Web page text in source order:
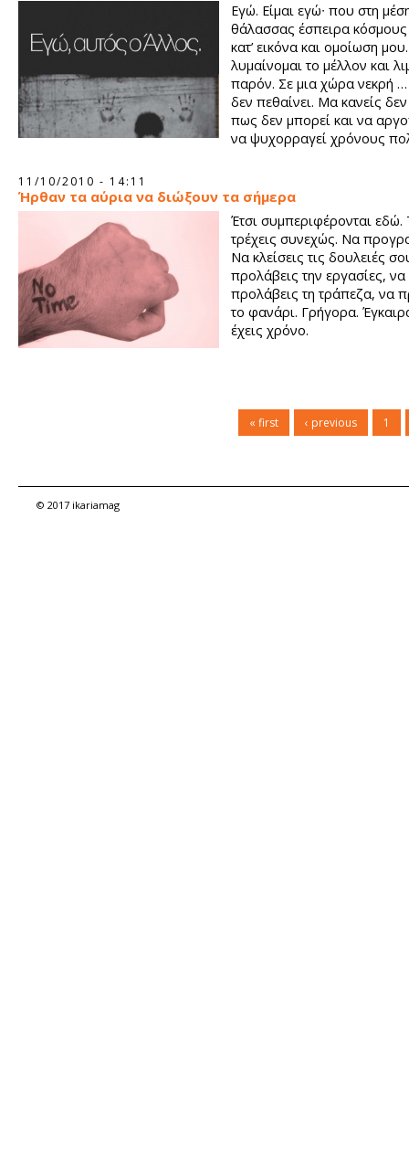
Εγώ. Είμαι εγώ∙ που στη
θάλασσας έσπειρα κόσμους
κατ’ εικόνα και ομοίωση
λυμαίνομαι το μέλλον και
παρόν. Σε μια χώρα νεκρή
δεν πεθαίνει. Μα κανείς
πως δεν μπορεί και να
να ψυχορραγεί χρόνους
11/10/2010 - 14:11
Ήρθαν τα αύρια να διώξουν τα σήμερα
Έτσι συμπεριφέρονται εδώ.
τρέχεις συνεχώς. Να
Να κλείσεις τις δουλειές
προλάβεις την εργασίες, να
προλάβεις τη τράπεζα, να
το φανάρι. Γρήγορα.
έχεις χρόνο.
« first ‹ previous 1
© 2017 ikariamag